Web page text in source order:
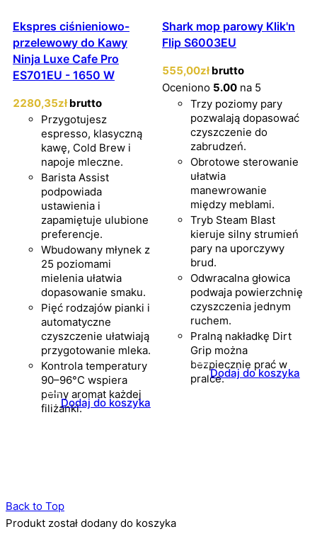
Ekspres ciśnieniowo-
przelewowy do Kawy
Ninja Luxe Cafe Pro
ES701EU - 1650 W
2280,35zł brutto
Przygotujesz
espresso, klasyczną
kawę, Cold Brew i
napoje mleczne.
Barista Assist
podpowiada
ustawienia i
zapamiętuje ulubione
preferencje.
Wbudowany młynek z
25 poziomami
mielenia ułatwia
dopasowanie smaku.
Pięć rodzajów pianki i
automatyczne
czyszczenie ułatwiają
przygotowanie mleka.
Kontrola temperatury
90–96°C wspiera
pełny aromat każdej
filiżanki.Dodaj do koszyka
Shark mop parowy Klik'n
Flip S6003EU
555,00zł brutto
Oceniono 5.00 na 5
Trzy poziomy pary
pozwalają dopasować
czyszczenie do
zabrudzeń.
Obrotowe sterowanie
ułatwia
manewrowanie
między meblami.
Tryb Steam Blast
kieruje silny strumień
pary na uporczywy
brud.
Odwracalna głowica
podwaja powierzchnię
czyszczenia jednym
ruchem.
Pralną nakładkę Dirt
Grip można
bezpiecznie prać w
pralce.Dodaj do koszyka
Back to Top
Produkt został dodany do koszyka